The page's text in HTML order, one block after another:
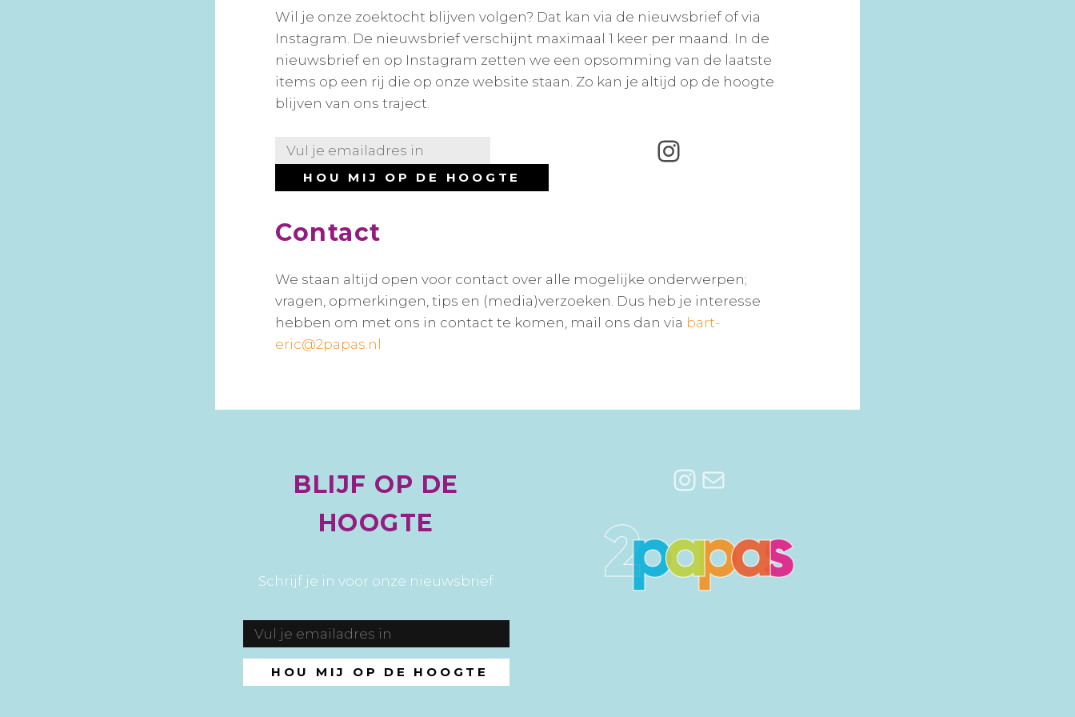
Wil je onze zoektocht blijven volgen? Dat kan via de nieuwsbrief of via
Instagram. De nieuwsbrief verschijnt maximaal 1 keer per maand. In de
nieuwsbrief en op Instagram zetten we een opsomming van de laatste
items op een rij die op onze website staan. Zo kan je altijd op de hoogte
blijven van ons traject.
Instagram
Contact
We staan altijd open voor contact over alle mogelijke onderwerpen;
vragen, opmerkingen, tips en (media)verzoeken. Dus heb je interesse
hebben om met ons in contact te komen, mail ons dan via bart-
eric@2papas.nl
BLIJF OP DE
HOOGTE
Schrijf je in voor onze nieuwsbrief
Instagram
E-mail